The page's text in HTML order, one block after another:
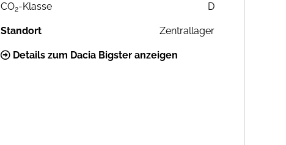
CO2-Klasse D
Standort Zentrallager
Details zum Dacia Bigster anzeigen